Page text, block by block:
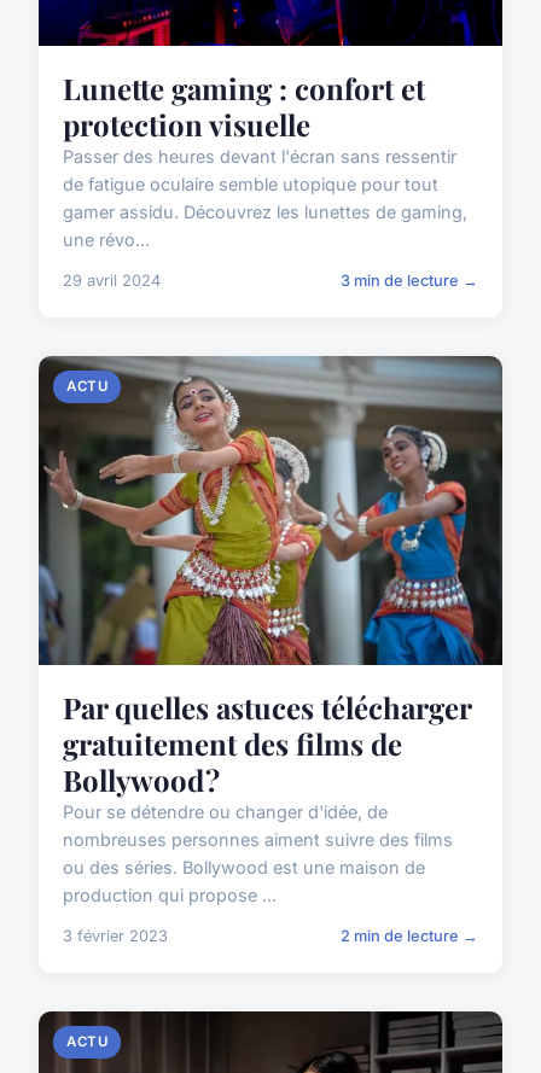
Lunette gaming : confort et
protection visuelle
Passer des heures devant l'écran sans ressentir
de fatigue oculaire semble utopique pour tout
gamer assidu. Découvrez les lunettes de gaming,
une révo...
29 avril 2024 3 min de lecture →
ACTU
Par quelles astuces télécharger
gratuitement des films de
Bollywood ?
Pour se détendre ou changer d'idée, de
nombreuses personnes aiment suivre des films
ou des séries. Bollywood est une maison de
production qui propose ...
3 février 2023 2 min de lecture →
ACTU